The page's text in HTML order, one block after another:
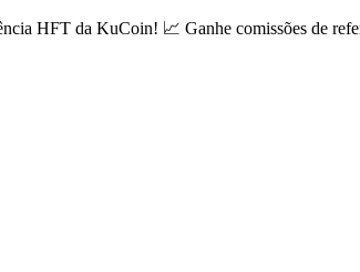
HFT da KuCoin! 📈 Ganhe comissões de